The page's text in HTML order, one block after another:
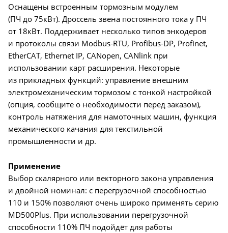
Оснащены встроенным тормозным модулем
(ПЧ до 75кВт). Дроссель звена постоянного тока у ПЧ
от 18кВт. Поддерживает несколько типов энкодеров
и протоколы связи Modbus-RTU, Profibus-DP, Profinet,
EtherCAT, Ethernet IP, CANopen, CANlink при
использовании карт расширения. Некоторые
из прикладных функций: управление внешним
электромеханическим тормозом с тонкой настройкой
(опция, сообщите о необходимости перед заказом),
контроль натяжения для намоточных машин, функция
механического качания для текстильной
промышленности и др.
Применение
Выбор скалярного или векторного закона управления
и двойной номинал: с перегрузочной способностью
110 и 150% позволяют очень широко применять серию
MD500Plus. При использовании перегрузочной
способности 110% ПЧ подойдёт для работы